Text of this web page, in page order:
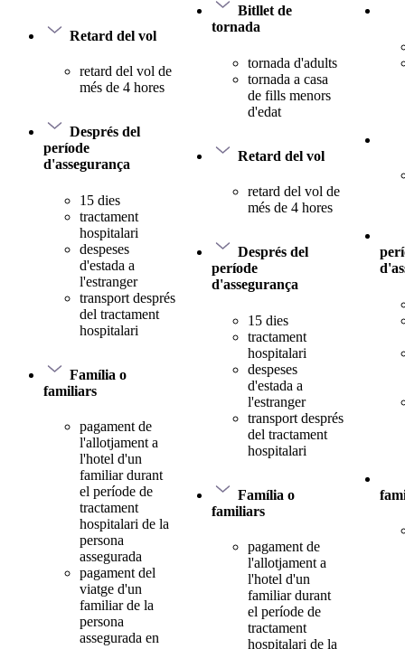
Retard del vol
retard del vol de
més de 4 hores
Després del
període
d'assegurança
15 dies
tractament
hospitalari
despeses
d'estada a
l'estranger
transport després
del tractament
hospitalari
Família o
familiars
pagament de
l'allotjament a
l'hotel d'un
familiar durant
el període de
tractament
hospitalari de la
persona
assegurada
pagament del
viatge d'un
familiar de la
persona
assegurada en
Bitllet de
tornada
tornada d'adults
tornada a casa
de fills menors
d'edat
Retard del vol
retard del vol de
més de 4 hores
Després del
període
d'assegurança
15 dies
tractament
hospitalari
despeses
d'estada a
l'estranger
transport després
del tractament
hospitalari
Família o
familiars
pagament de
l'allotjament a
l'hotel d'un
familiar durant
el període de
tractament
hospitalari de la